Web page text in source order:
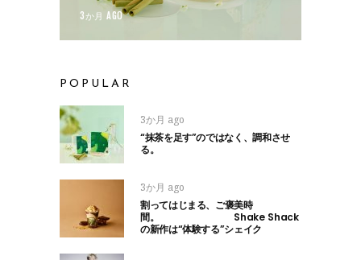
3か月 AGO
POPULAR
3か月 ago
“抹茶を足す”のではなく、調和させ
る。
3か月 ago
割ってはじまる、ご褒美時
間。 Shake Shack
の新作は“体験する”シェイク